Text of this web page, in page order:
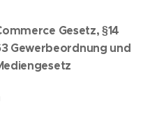
Gesetz, §14
Gewerbeordnung und